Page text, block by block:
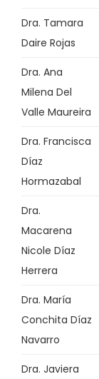
Dra. Tamara
Daire Rojas
Dra. Ana
Milena Del
Valle Maureira
Dra. Francisca
Díaz
Hormazabal
Dra.
Macarena
Nicole Díaz
Herrera
Dra. María
Conchita Díaz
Navarro
Dra. Javiera